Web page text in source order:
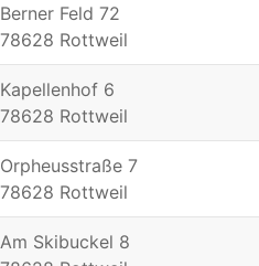
Berner Feld 72
78628 Rottweil
Kapellenhof 6
78628 Rottweil
Orpheusstraße 7
78628 Rottweil
Am Skibuckel 8